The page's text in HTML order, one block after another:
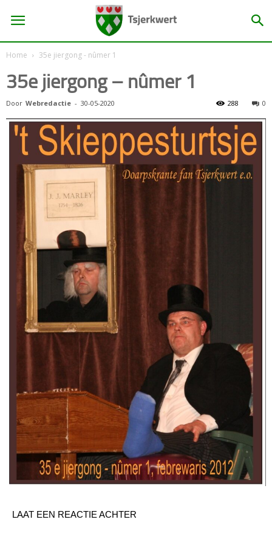
Home 35e jiergong - nûmer 1
35e jiergong – nûmer 1
Door Webredactie - 30-05-2020 0
288
LAAT EEN REACTIE ACHTER